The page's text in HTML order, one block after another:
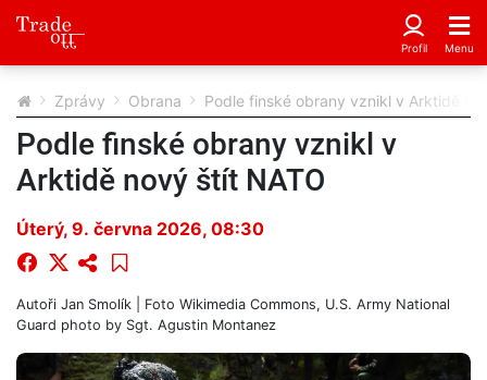
Zprávy Obrana Podle finské obrany vznikl v Arktidě
Podle finské obrany vznikl v
Arktidě nový štít NATO
Úterý, 9. června 2026, 08:30
Autoři Jan Smolík | Foto Wikimedia Commons, U.S. Army National
Guard photo by Sgt. Agustin Montanez